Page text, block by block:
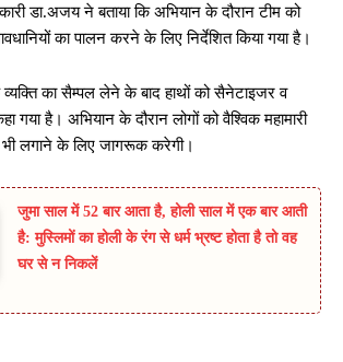
डा.अजय ने बताया कि अभियान के दौरान टीम को
का पालन करने के लिए निर्देशित किया गया है।
का सैम्पल लेने के बाद हाथों को सैनेटाइजर व
गया है। अभियान के दौरान लोगों को वैश्विक महामारी
भी लगाने के लिए जागरूक करेगी।
जुमा साल में 52 बार आता है, होली साल में एक बार आती
है: मुस्लिमों का होली के रंग से धर्म भ्रष्ट होता है तो वह
घर से न निकलें